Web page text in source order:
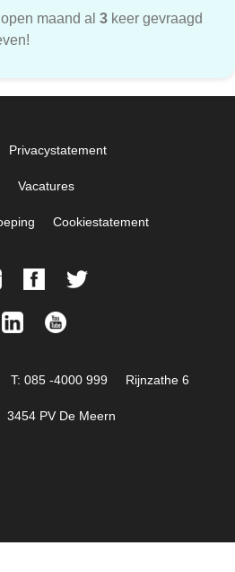
maand al 3 keer gevraagd
Privacystatement
Vacatures
Cookiestatement
T: 085 -4000 999 Rijnzathe 6
3454 PV De Meern